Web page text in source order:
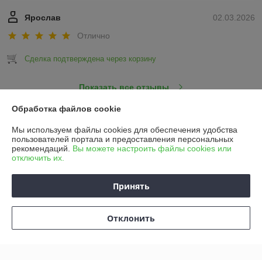
02.03.2026
Ярослав
Отлично
Сделка подтверждена через корзину
Показать все отзывы
О нас
Контакты
График работы
Обработка файлов cookie
Мы используем файлы cookies для обеспечения удобства
пользователей портала и предоставления персональных
рекомендаций. Вы можете настроить файлы cookies или
отключить их.
Принять
Отклонить